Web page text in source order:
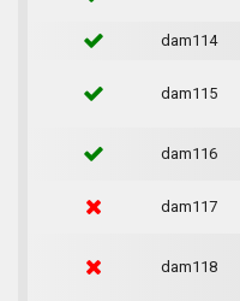
dam114
dam115
dam116
dam117
dam118